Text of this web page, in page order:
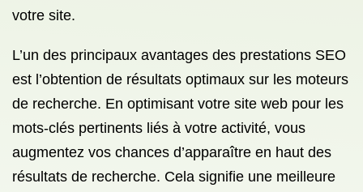
votre site.
L’un des principaux avantages des prestations SEO
est l’obtention de résultats optimaux sur les moteurs
de recherche. En optimisant votre site web pour les
mots-clés pertinents liés à votre activité, vous
augmentez vos chances d’apparaître en haut des
résultats de recherche. Cela signifie une meilleure